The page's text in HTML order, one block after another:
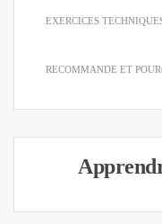
EXERCICES
RECOMMANDE ET